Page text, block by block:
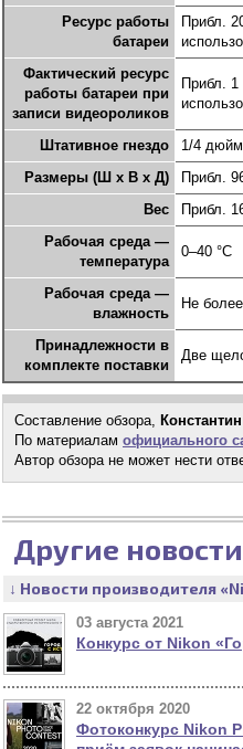
Ресурс работы
батареи
Прибл.
Фактический ресурс
работы батареи при
записи видеороликов
Прибл. 1
Штативное гнездо
1/4
Размеры (Ш x В x Д)
Прибл.
Вес
Прибл.
Рабочая среда —
температура
0–40 °C
Рабочая среда —
влажность
Не
Принадлежности в
комплекте поставки
Две
Составление обзора,
По материалам официального
Автор обзора не может нести
Другие
↓ Новости производителя
03 августа 2021
Конкурс от Nikon
22 октября 2020
Фотоконкурс Nikon